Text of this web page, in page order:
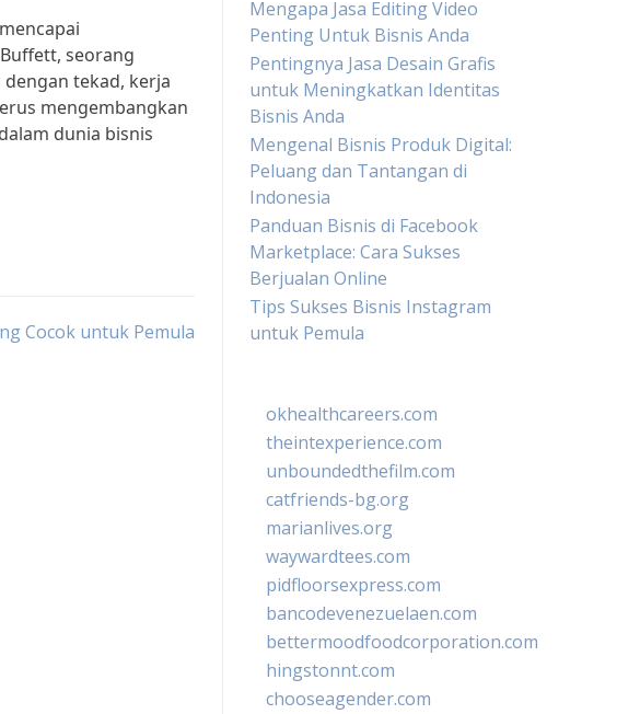
seorang
tekad, kerja
mengembangkan
dunia bisnis
Cocok untuk Pemula
Mengapa Jasa Editing Video
Penting Untuk Bisnis Anda
Pentingnya Jasa Desain Grafis
untuk Meningkatkan Identitas
Bisnis Anda
Mengenal Bisnis Produk Digital:
Peluang dan Tantangan di
Indonesia
Panduan Bisnis di Facebook
Marketplace: Cara Sukses
Berjualan Online
Tips Sukses Bisnis Instagram
untuk Pemula
okhealthcareers.com
theintexperience.com
unboundedthefilm.com
catfriends-bg.org
marianlives.org
waywardtees.com
pidfloorsexpress.com
bancodevenezuelaen.com
bettermoodfoodcorporation.com
hingstonnt.com
chooseagender.com